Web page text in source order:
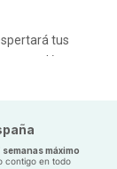
tus
a tu salón,
de
Éstas se
semanas máximo
contigo en todo